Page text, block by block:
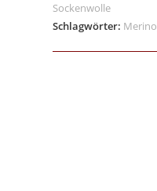
Sockenwolle
Schlagwörter: Merino